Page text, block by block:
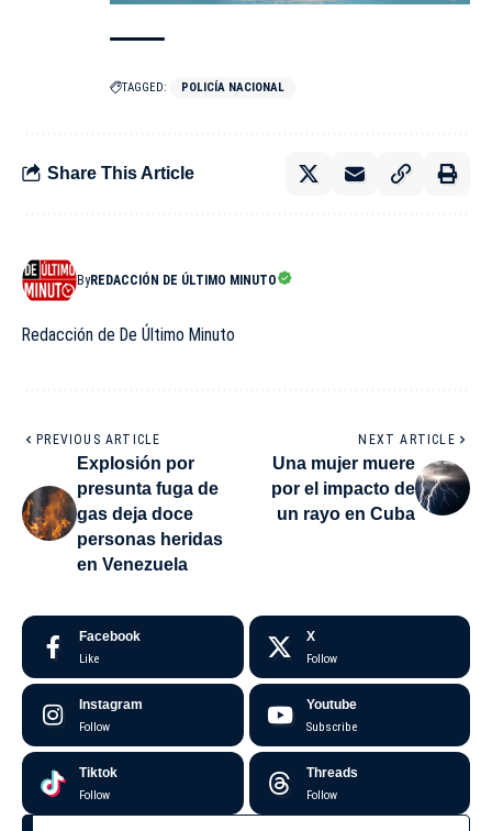
TAGGED: POLICÍA NACIONAL
Share This Article
ByREDACCIÓN DE ÚLTIMO MINUTO
Redacción de De Último Minuto
PREVIOUS ARTICLE
Explosión por
presunta fuga de
gas deja doce
personas heridas
en Venezuela
NEXT ARTICLE
Una mujer muere
por el impacto de
un rayo en Cuba
Facebook
Like
X
Follow
Instagram
Follow
Youtube
Subscribe
Tiktok
Follow
Threads
Follow